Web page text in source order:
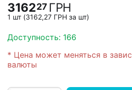
316227 ГРН
1 шт (3162,27 ГРН за шт)
Доступность: 166
* Цена может меняться в
валюты